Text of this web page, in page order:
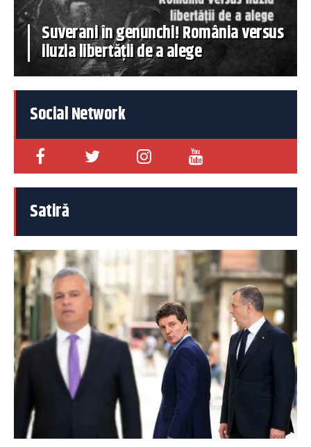
Suverani în genunchi! România versus
iluzia libertății de a alege
Social Network
Satiră